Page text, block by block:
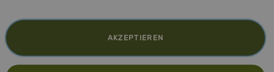
AKZEPTIEREN